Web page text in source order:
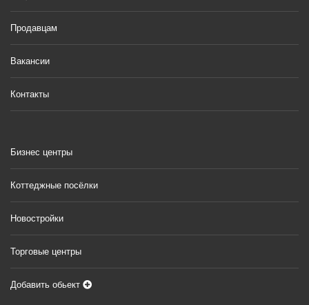
Продавцам
Вакансии
Контакты
Бизнес центры
Коттеджные посёлки
Новостройки
Торговые центры
Добавить обьект